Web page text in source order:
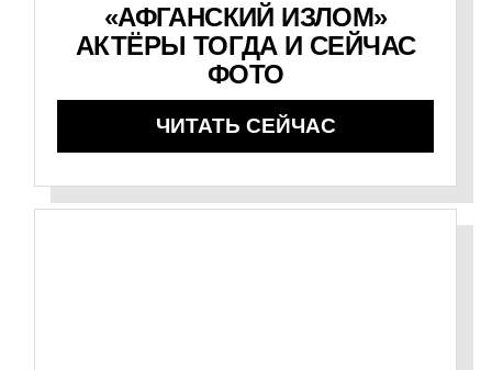
«АФГАНСКИЙ ИЗЛОМ»
АКТЁРЫ ТОГДА И СЕЙЧАС
ФОТО
ЧИТАТЬ СЕЙЧАС